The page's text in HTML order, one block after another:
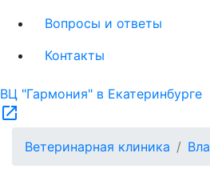
Вопросы и ответы
Контакты
ВЦ "Гармония" в Екатеринбурге
open_in_new
Ветеринарная клиника